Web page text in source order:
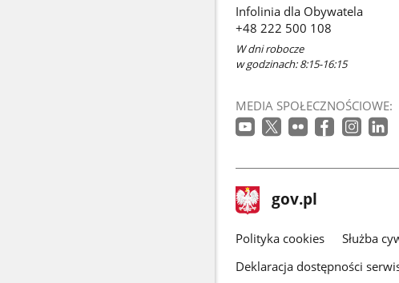
Infolinia dla Obywatela
+48 222 500 108
W dni robocze
w godzinach: 8:15-16:15
MEDIA SPOŁECZNOŚCIOWE:
stopka
gov.pl Strona
gov.pl
gov.pl
Polityka cookies Służba
Deklaracja dostępności